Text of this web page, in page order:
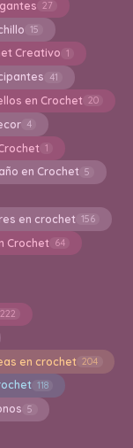
27
15
Creativo 1
41
en Crochet 20
4
1
en Crochet 5
en crochet 156
Crochet 64
222
en crochet 204
118
5